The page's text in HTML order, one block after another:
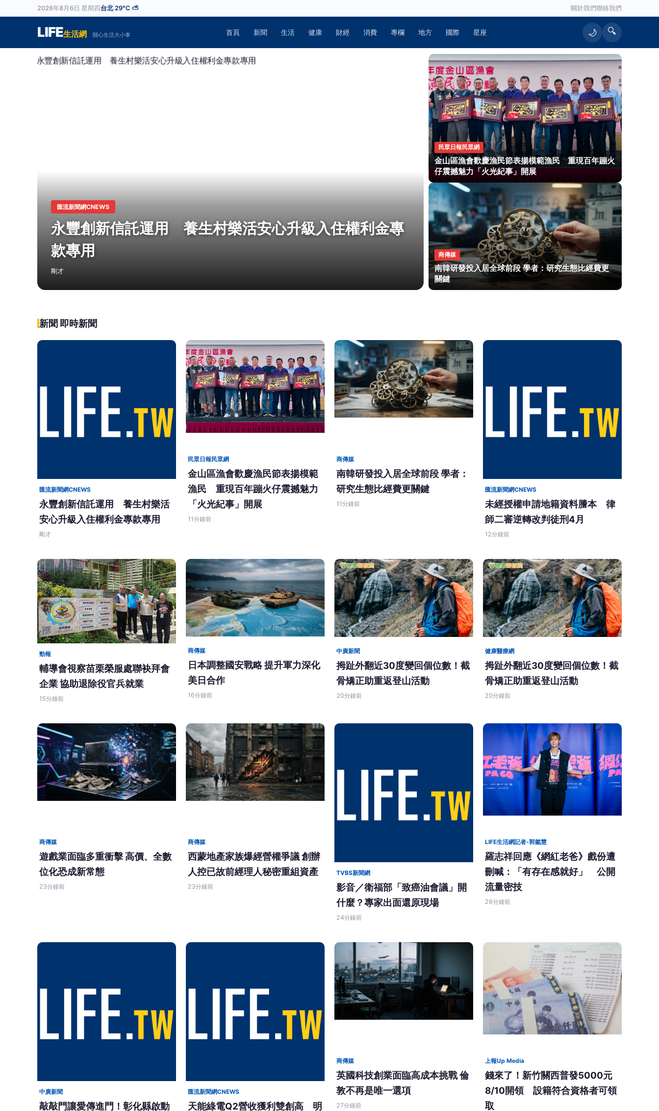
2026年8月6日 星期四 台北 29°C ⛅ 關於我們聯絡我們
LIFE生活網 關心生活大小事 首頁 新聞 生活 健康 財經 消費 專欄 地方 國際 星座 🌙 🔍
匯流新聞網CNEWS
永豐創新信託運用 養生村樂活安心升級入住權利金專
款專用
剛才
民眾日報民眾網
金山區漁會歡慶漁民節表揚模範漁民 重現百年蹦火
仔震撼魅力「火光紀事」開展
商傳媒
南韓研發投入居全球前段 學者：研究生態比經費更
關鍵
新聞 即時新聞
匯流新聞網CNEWS
永豐創新信託運用 養生村樂活
安心升級入住權利金專款專用
剛才
民眾日報民眾網
金山區漁會歡慶漁民節表揚模範
漁民 重現百年蹦火仔震撼魅力
「火光紀事」開展
11分鐘前
商傳媒
南韓研發投入居全球前段 學者：
研究生態比經費更關鍵
11分鐘前
匯流新聞網CNEWS
未經授權申請地籍資料謄本 律
師二審逆轉改判徒刑4月
12分鐘前
勁報
輔導會視察苗栗榮服處聯袂拜會
企業 協助退除役官兵就業
15分鐘前
商傳媒
日本調整國安戰略 提升軍力深化
美日合作
16分鐘前
中廣新聞
拇趾外翻近30度變回個位數！截
骨矯正助重返登山活動
20分鐘前
健康醫療網
拇趾外翻近30度變回個位數！截
骨矯正助重返登山活動
20分鐘前
商傳媒
遊戲業面臨多重衝擊 高價、全數
位化恐成新常態
23分鐘前
商傳媒
西蒙地產家族爆經營權爭議 創辦
人控已故前經理人秘密重組資產
23分鐘前
TVBS新聞網
影音／衛福部「致癌油會議」開
什麼？專家出面還原現場
24分鐘前
LIFE生活網記者-郭懿慧
羅志祥回應《網紅老爸》戲份遭
刪喊：「有存在感就好」 公開
流量密技
26分鐘前
中廣新聞
敲敲門讓愛傳進門！彰化縣啟動
匯流新聞網CNEWS
天能綠電Q2營收獲利雙創高 明
商傳媒
英國科技創業面臨高成本挑戰 倫
敦不再是唯一選項
27分鐘前
上報Up Media
錢來了！新竹關西普發5000元
8/10開領 設籍符合資格者可領
取